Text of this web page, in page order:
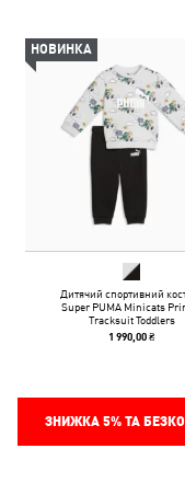
НОВИНКА
Дитячий спортивний
Super PUMA Minicats
Tracksuit Toddlers
1 990,00 ₴
ЗНИЖКА 5%ТА